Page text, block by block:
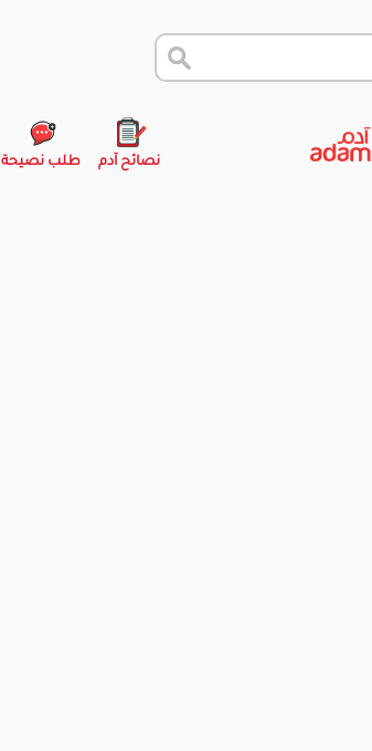
نصائح آدم طلب نصيحة